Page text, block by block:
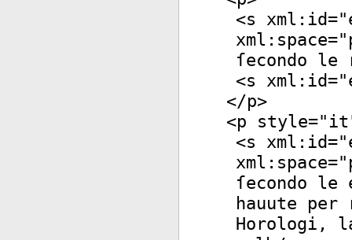
<s xml:id="
xml:space="
ſecondo
<s xml:id="
</p>
<p style="it
<s xml:id="
xml:space="
ſecondo
hauute per
Horologi,